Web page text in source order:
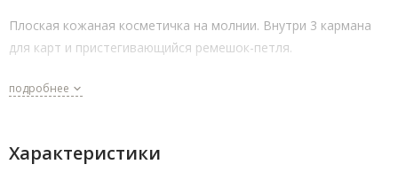
Плоская кожаная косметичка на молнии. Внутри 3 кармана
для карт и пристегивающийся ремешок-петля.
подробнее
Характеристики